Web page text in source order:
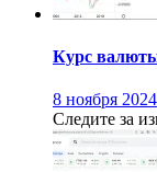
Курс
8 ноября 2024
Следите за